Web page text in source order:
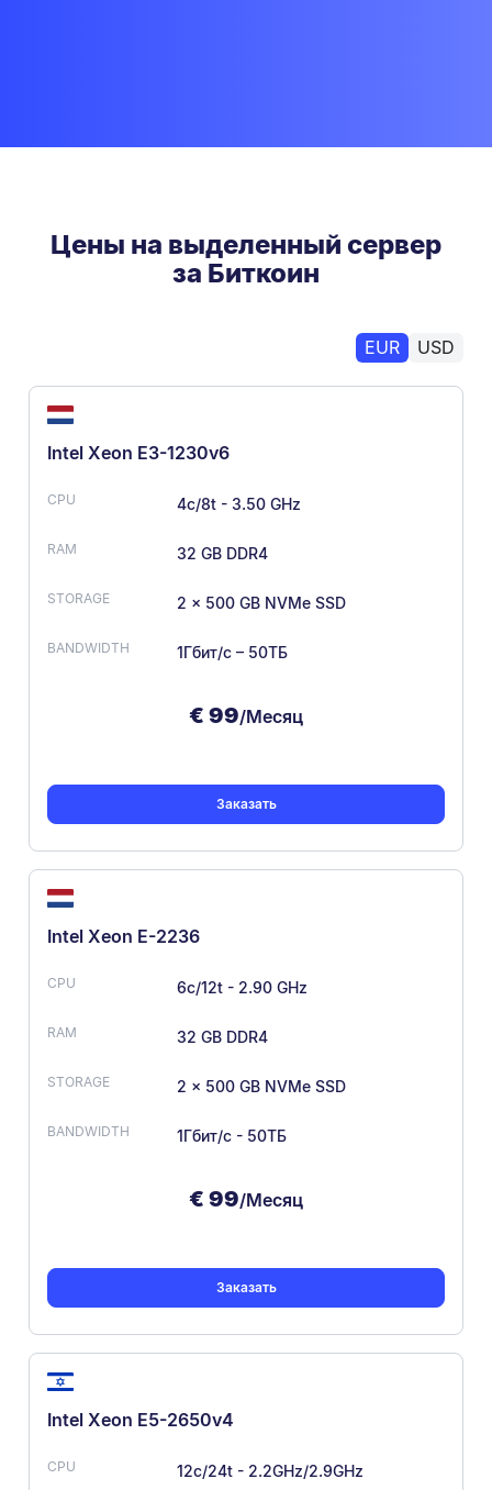
Цены на выделенный сервер
за Биткоин
EUR USD
Intel Xeon E3-1230v6
4c/8t - 3.50 GHz
32 GB DDR4
2 x 500 GB NVMe SSD
1Гбит/с – 50ТБ
€ 99/Месяц
Заказать
Intel Xeon E-2236
6c/12t - 2.90 GHz
32 GB DDR4
2 x 500 GB NVMe SSD
1Гбит/с - 50ТБ
€ 99/Месяц
Заказать
Intel Xeon E5-2650v4
12c/24t - 2.2GHz/2.9GHz